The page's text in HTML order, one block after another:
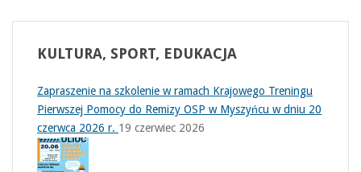
KULTURA, SPORT, EDUKACJA
Zapraszenie na szkolenie w ramach Krajowego Treningu
Pierwszej Pomocy do Remizy OSP w Myszyńcu w dniu 20
czerwca 2026 r. 19 czerwiec 2026